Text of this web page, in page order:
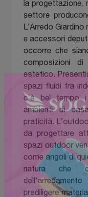
la progettazione,
settore
L’Arredo Giardino
e accessori
occorre che
composizioni
estetico.
spazi fluidi fra
c'è bel tempo i
ambienti di
praticità.
da progettare
spazi outdoor
come angoli di
natura che ci
prediligere